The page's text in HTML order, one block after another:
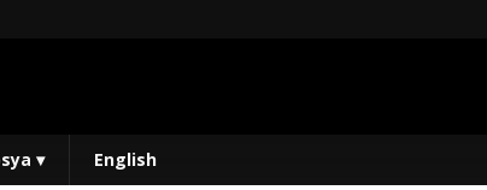
▾ English